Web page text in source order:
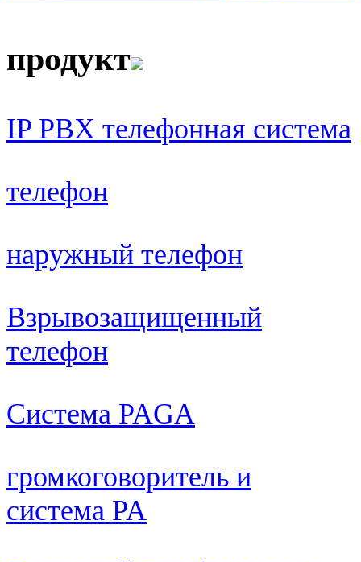
продукт
IP PBX телефонная система
телефон
наружный телефон
Взрывозащищенный
телефон
Система PAGA
громкоговоритель и
система PA